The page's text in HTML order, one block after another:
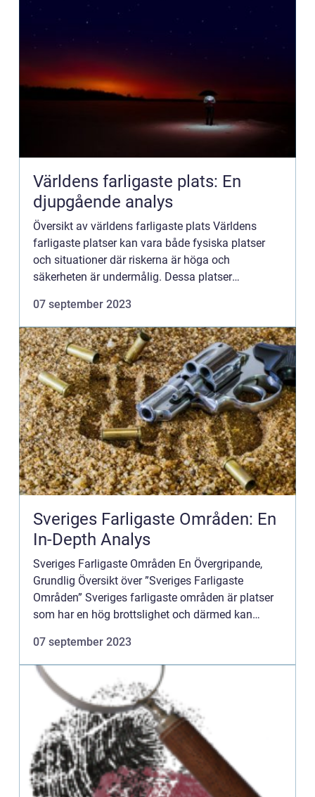
Världens farligaste plats: En
djupgående analys
Översikt av världens farligaste plats Världens
farligaste platser kan vara både fysiska platser
och situationer där riskerna är höga och
säkerheten är undermålig. Dessa platser
instabilitet eller natu...
07 september 2023
Sveriges Farligaste Områden: En
In-Depth Analys
Sveriges Farligaste Områden En Övergripande,
Grundlig Översikt över ”Sveriges Farligaste
Områden” Sveriges farligaste områden är platser
som har en hög brottslighet och därmed kan
besökarna. Dessa...
07 september 2023